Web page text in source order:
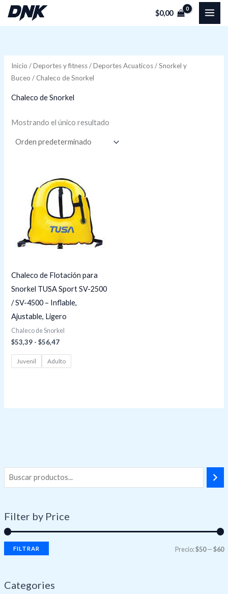
$0,00
Filter by Price
FILTRAR Precio:$50—$60
Categories
Inicio /Deportes y fitness/Deportes Acuaticos/Snorkel y
Buceo / Chaleco de Snorkel
Chaleco de Snorkel
Mostrando el único resultado
Chaleco de Flotación para
Snorkel TUSA Sport SV-2500
/ SV-4500 – Inflable,
Ajustable, Ligero
Chaleco de Snorkel
$53,39 - $56,47
de
precios:
desde
$53,39
hasta
$56,47
Juvenil Adulto